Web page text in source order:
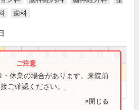
歯科
祝
● ● ● ●
● ● ●
休業の場合があります。来院前
ご確認ください。
×閉じる